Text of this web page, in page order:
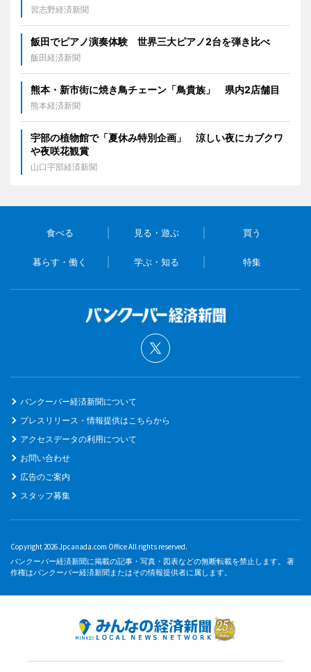
習志野経済新聞
飯田でピアノ演奏体験 世界三大ピアノ2台を弾き比べ
飯田経済新聞
熊本・新市街に焼き鳥チェーン「鳥貴族」 県内2店舗目
熊本経済新聞
宇部の植物館で「夏休み特別企画」 涼しい夜にカブクワ
や夜咲花観賞
山口宇部経済新聞
食べる 見る・遊ぶ 買う
暮らす・働く 学ぶ・知る 特集
バンクーバー経済新聞について
プレスリリース・情報提供はこちらから
アクセスデータの利用について
お問い合わせ
広告のご案内
スタッフ募集
Copyright 2026 Jpcanada.com Office All rights reserved.
バンクーバー経済新聞に掲載の記事・写真・図表などの無断転載を禁止します。 著
作権はバンクーバー経済新聞またはその情報提供者に属します。